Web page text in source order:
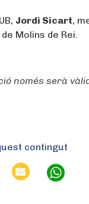
Jordi Sicart,
Molins de Rei.
només serà
contingut